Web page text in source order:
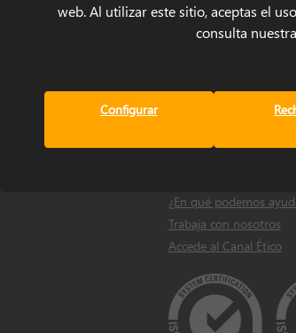
Contacto
¿En qué podemos
Trabaja con nosotros
Accede al Canal Ético
web. Al utilizar este sitio, aceptas el
consulta
Configurar